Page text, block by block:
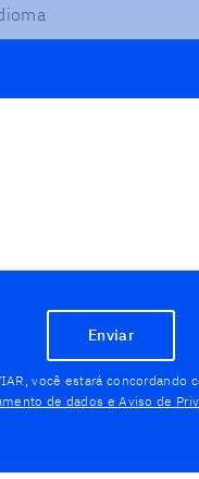
Enviar
você estará concordando
de dados e Aviso de